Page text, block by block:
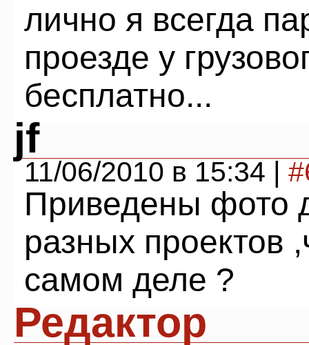
лично я всегда
проезде у
бесплатно...
jf
11/06/2010 в 15:34 |
Приведены фото
разных проектов
самом деле ?
Редактор